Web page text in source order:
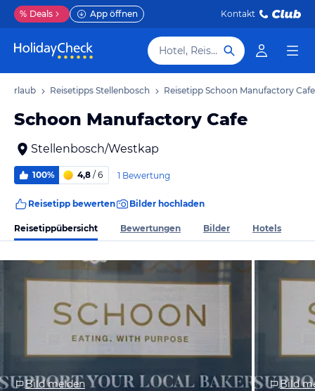
% Deals App öffnen Kontakt
Hotel, Reiseziel
Urlaub Reisetipps Stellenbosch Reisetipp Schoon Manufactory Cafe
Schoon Manufactory Cafe
Stellenbosch/Westkap
100% 4,8 / 6 1 Bewertung
Reisetipp bewerten Bilder hochladen
Reisetippübersicht Bewertungen Bilder Hotels
Bild melden Bild